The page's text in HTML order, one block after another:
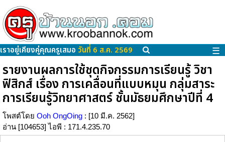
เราอยู่เคียงคู่คุณครูเสมอ วันที่ 6 ส.ค. 2569 ☰
รายงานผลการใช้ชุดกิจกรรมการเรียนรู้ วิชา
ฟิสิกส์ เรื่อง การเคลื่อนที่แบบหมุน กลุ่มสาระ
การเรียนรู้วิทยาศาสตร์ ชั้นมัธยมศึกษาปีที่ 4
โพสต์โดย Ooh OngOing : [10 มี.ค. 2562]
อ่าน [104653] ไอพี : 171.4.235.70